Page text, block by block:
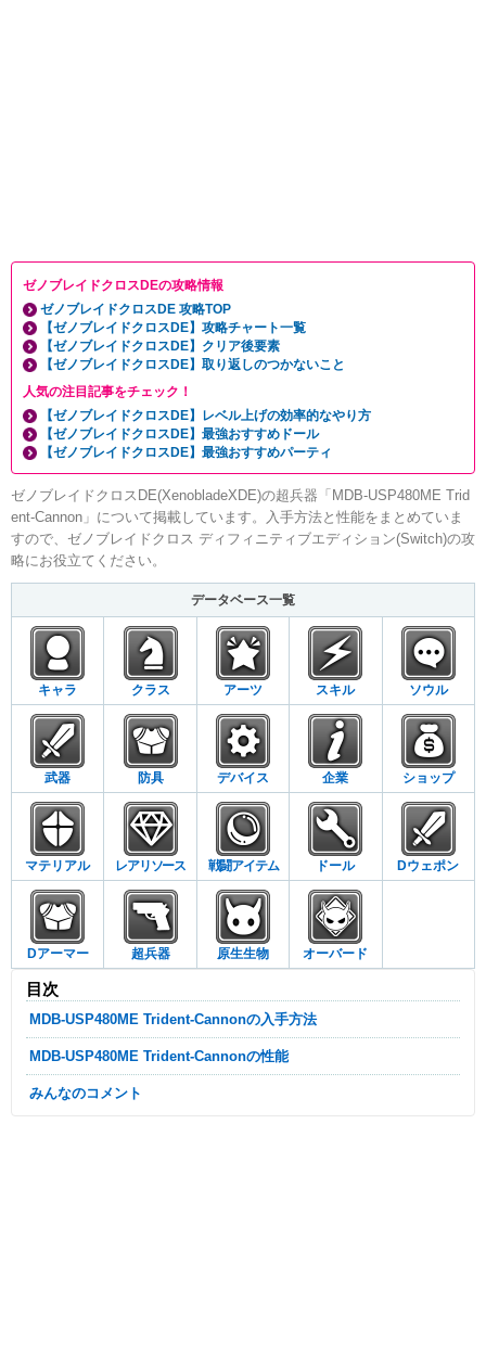
ゼノブレイドクロスDEの攻略情報
ゼノブレイドクロスDE 攻略TOP
【ゼノブレイドクロスDE】攻略チャート一覧
【ゼノブレイドクロスDE】クリア後要素
【ゼノブレイドクロスDE】取り返しのつかないこと
人気の注目記事をチェック！
【ゼノブレイドクロスDE】レベル上げの効率的なやり方
【ゼノブレイドクロスDE】最強おすすめドール
【ゼノブレイドクロスDE】最強おすすめパーティ
ゼノブレイドクロスDE(XenobladeXDE)の超兵器「MDB-USP480ME Trid
ent-Cannon」について掲載しています。入手方法と性能をまとめていま
すので、ゼノブレイドクロス ディフィニティブエディション(Switch)の攻
略にお役立てください。
データベース一覧
キャラ クラス アーツ スキル ソウル
武器 防具 デバイス 企業 ショップ
マテリアル レアリソース 戦闘アイテム ドール Dウェポン
Dアーマー 超兵器 原生生物 オーバード
目次
MDB-USP480ME Trident-Cannonの入手方法
MDB-USP480ME Trident-Cannonの性能
みんなのコメント